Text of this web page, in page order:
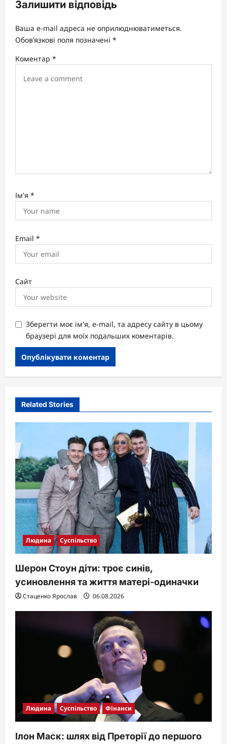
i
a
i
Залишити відповідь
Ваша e-mail адреса не оприлюднюватиметься.
Обов’язкові поля позначені *
Коментар *
Ім'я *
Email *
Сайт
Зберегти моє ім'я, e-mail, та адресу сайту в цьому
браузері для моїх подальших коментарів.
Related Stories
Людина Суспільство
Шерон Стоун діти: троє синів,
усиновлення та життя матері-одиначки
Стаценко Ярослав 06.08.2026
Людина Суспільство Фінанси
Ілон Маск: шлях від Преторії до першого